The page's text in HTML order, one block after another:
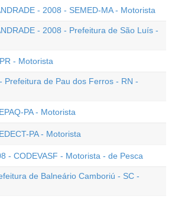
- 2008 - SEMED-MA - Motorista
- 2008 - Prefeitura de São Luís -
- Motorista
Prefeitura de Pau dos Ferros - RN -
PA - Motorista
PA - Motorista
- CODEVASF - Motorista - de Pesca
de Balneário Camboriú - SC -